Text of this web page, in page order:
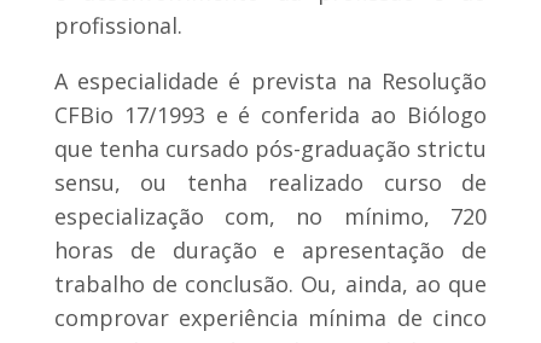
profissional.
A especialidade é prevista na Resolução
CFBio 17/1993 e é conferida ao Biólogo
que tenha cursado pós-graduação strictu
sensu, ou tenha realizado curso de
especialização com, no mínimo, 720
horas de duração e apresentação de
trabalho de conclusão. Ou, ainda, ao que
comprovar experiência mínima de cinco